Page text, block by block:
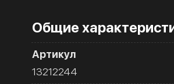
Общие
Артикул
13212244